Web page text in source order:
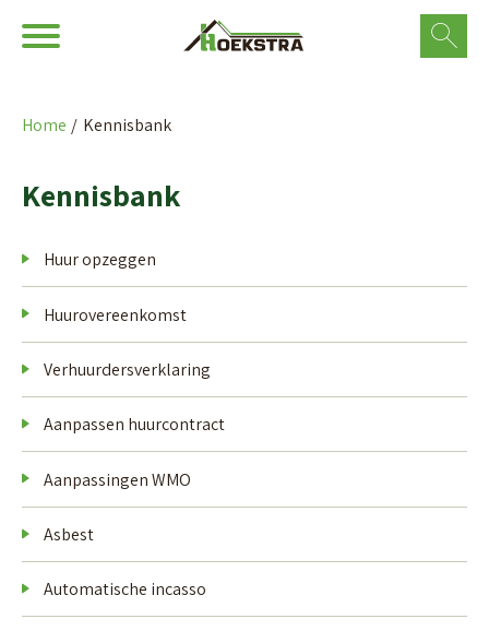
Naar de homepage
Ga naar Hoofd
Home Kennisbank
Kennisbank
Huur opzeggen
Huurovereenkomst
Verhuurdersverklaring
Aanpassen huurcontract
Aanpassingen WMO
Asbest
Automatische incasso